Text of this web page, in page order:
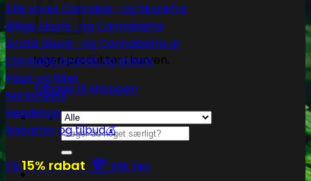
Ingen produkter i kurven.
Tilbage til shoppen
Søg
efter:
Alle vores Cannabis -og Skunkfrø
Billige Skunk -og Cannabisfrø
Gratis Skunk -og Cannabisfrø 🌿
Cannabis brands og avlere
Papir og filter
Narkotests
Headshop
Rabatter og tilbud💰
Få 15% rabat 💸 Klik her